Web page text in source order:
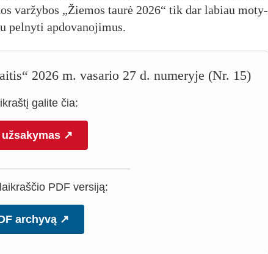
var­žy­bos „Žie­mos tau­rė 2026“ tik dar la­biau mo­ty­
pel­ny­ti ap­do­va­no­ji­mus.
2026 m. vasario 27 d. numeryje (Nr. 15)
galite čia:
↗
PDF versiją:
archyvą ↗